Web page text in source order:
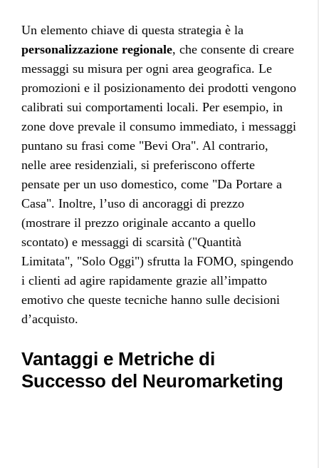
Un elemento chiave di questa strategia è la
personalizzazione regionale, che consente di creare
messaggi su misura per ogni area geografica. Le
promozioni e il posizionamento dei prodotti vengono
calibrati sui comportamenti locali. Per esempio, in
zone dove prevale il consumo immediato, i messaggi
puntano su frasi come "Bevi Ora". Al contrario,
nelle aree residenziali, si preferiscono offerte
pensate per un uso domestico, come "Da Portare a
Casa". Inoltre, l’uso di ancoraggi di prezzo
(mostrare il prezzo originale accanto a quello
scontato) e messaggi di scarsità ("Quantità
Limitata", "Solo Oggi") sfrutta la FOMO, spingendo
i clienti ad agire rapidamente grazie all’impatto
emotivo che queste tecniche hanno sulle decisioni
d’acquisto.
Vantaggi e Metriche di
Successo del Neuromarketing